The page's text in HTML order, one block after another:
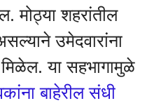
मोठ्या शहरांतील
उमेदवारांना
या सहभागामुळे
बाहेरील संधी